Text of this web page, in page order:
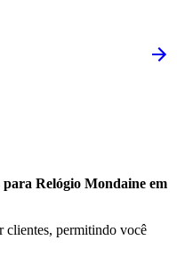
para Relógio Mondaine em
clientes, permitindo você